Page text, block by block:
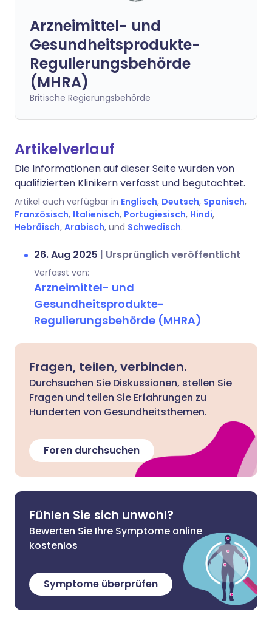
Arzneimittel- und
Gesundheitsprodukte-
Regulierungsbehörde
(MHRA)
Britische Regierungsbehörde
Artikelverlauf
Die Informationen auf dieser Seite wurden von
qualifizierten Klinikern verfasst und begutachtet.
Artikel auch verfügbar in Englisch, Deutsch, Spanisch,
Französisch, Italienisch, Portugiesisch, Hindi,
Hebräisch, Arabisch, und Schwedisch.
26. Aug 2025 | Ursprünglich veröffentlicht
Verfasst von:
Arzneimittel- und
Gesundheitsprodukte-
Regulierungsbehörde (MHRA)
Fragen, teilen, verbinden.
Durchsuchen Sie Diskussionen, stellen Sie
Fragen und teilen Sie Erfahrungen zu
Hunderten von Gesundheitsthemen.
Foren durchsuchen
Fühlen Sie sich unwohl?
Bewerten Sie Ihre Symptome online
kostenlos
Symptome überprüfen